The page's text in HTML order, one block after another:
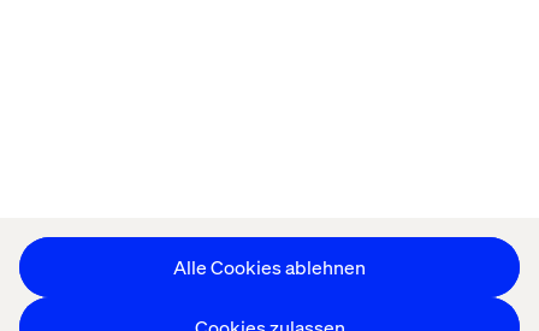
Alle Cookies ablehnen